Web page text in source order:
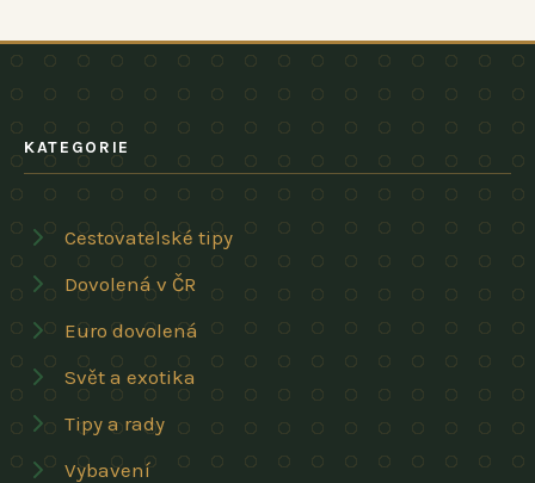
KATEGORIE
Cestovatelské tipy
Dovolená v ČR
Euro dovolená
Svět a exotika
Tipy a rady
Vybavení